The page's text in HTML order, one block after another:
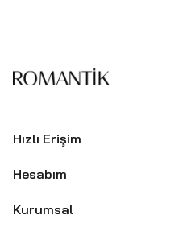
Hızlı Erişim
Hesabım
Kurumsal